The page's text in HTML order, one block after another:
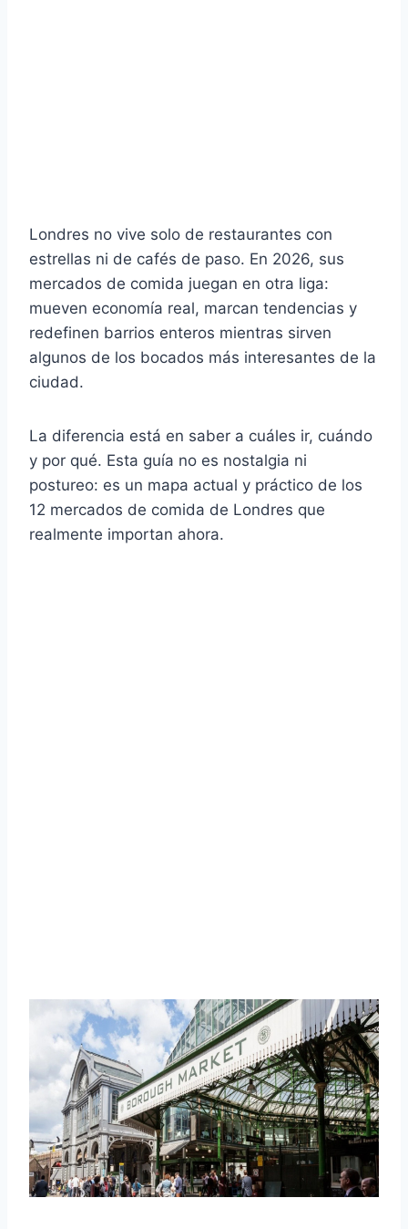
Londres no vive solo de restaurantes con
estrellas ni de cafés de paso. En 2026, sus
mercados de comida juegan en otra liga:
mueven economía real, marcan tendencias y
redefinen barrios enteros mientras sirven
algunos de los bocados más interesantes de la
ciudad.
La diferencia está en saber a cuáles ir, cuándo
y por qué. Esta guía no es nostalgia ni
postureo: es un mapa actual y práctico de los
12 mercados de comida de Londres que
realmente importan ahora.